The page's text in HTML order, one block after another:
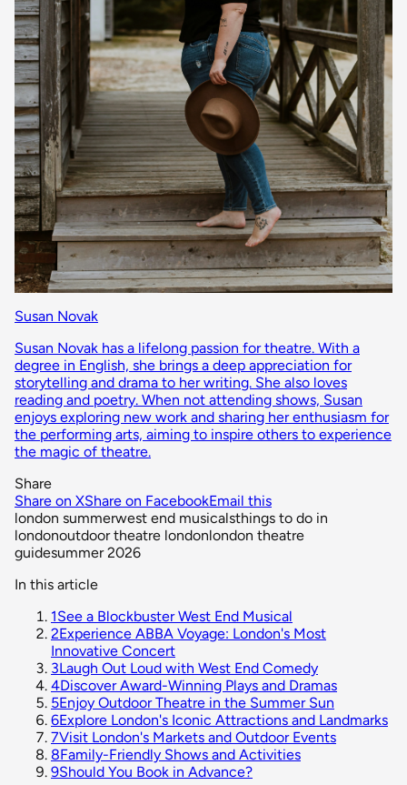
Susan Novak
Susan Novak has a lifelong passion for theatre. With a
degree in English, she brings a deep appreciation for
storytelling and drama to her writing. She also loves
reading and poetry. When not attending shows, Susan
enjoys exploring new work and sharing her enthusiasm for
the performing arts, aiming to inspire others to experience
the magic of theatre.
Share
Share on XShare on FacebookEmail this
london summerwest end musicalsthings to do in
londonoutdoor theatre londonlondon theatre
guidesummer 2026
In this article
1See a Blockbuster West End Musical
2Experience ABBA Voyage: London's Most
Innovative Concert
3Laugh Out Loud with West End Comedy
4Discover Award-Winning Plays and Dramas
5Enjoy Outdoor Theatre in the Summer Sun
6Explore London's Iconic Attractions and Landmarks
7Visit London's Markets and Outdoor Events
8Family-Friendly Shows and Activities
9Should You Book in Advance?